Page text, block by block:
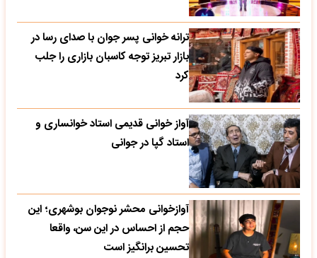
ترانه خوانی پسر جوان با صدای رسا در
بازار تبریز توجه کاسبان بازاری را جلب
کرد
آواز خوانی قدیمی استاد خوانساری و
استاد گپا در جوانی
آوازخوانی محشر نوجوان بوشهری؛ این
حجم از احساس در این سن، واقعا
تحسین‌ برانگیز است